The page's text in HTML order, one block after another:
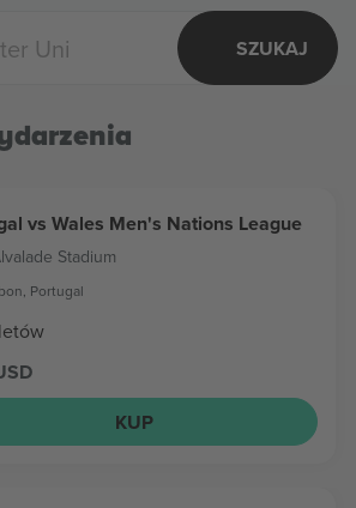
SZUKAJ
vs Wales Men's Nations League
Stadium
Portugal
KUP